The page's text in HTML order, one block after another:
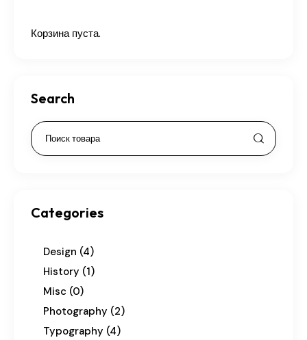
Корзина пуста.
Search
Categories
Design (4)
History (1)
Misc (0)
Photography (2)
Typography (4)